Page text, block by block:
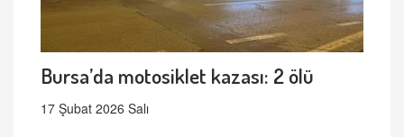
Bursa’da motosiklet kazası: 2 ölü
17 Şubat 2026 Salı